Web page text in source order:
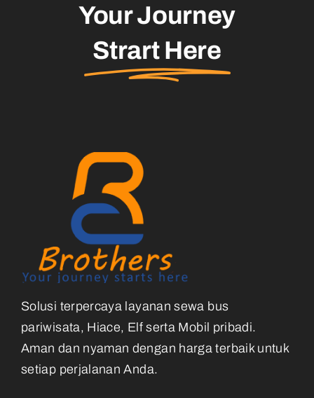
Your Journey
Strart Here
Solusi terpercaya layanan sewa bus
pariwisata, Hiace, Elf serta Mobil pribadi.
Aman dan nyaman dengan harga terbaik untuk
setiap perjalanan Anda.